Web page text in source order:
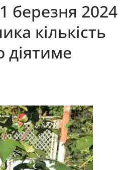
березня 2024
кількість
діятиме